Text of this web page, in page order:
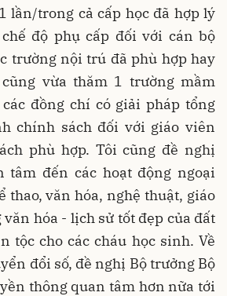
lần/trong cả cấp học đã hợp lý
độ phụ cấp đối với cán bộ
trường nội trú đã phù hợp hay
vừa thăm 1 trường mầm
đồng chí có giải pháp tổng
chính sách đối với giáo viên
phù hợp. Tôi cũng đề nghị
tâm đến các hoạt động ngoại
thao, văn hóa, nghệ thuật, giáo
hóa - lịch sử tốt đẹp của đất
tộc cho các cháu học sinh. Về
đổi số, đề nghị Bộ trưởng Bộ
thông quan tâm hơn nữa tới